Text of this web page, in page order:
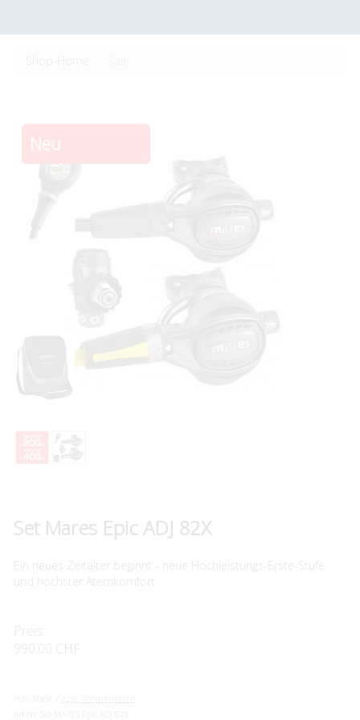
Neu
Set Mares Epic ADJ 82X
Ein neues Zeitalter beginnt - neue Hochleistungs-Erste-Stufe
und höchster Atemkomfort
Preis:
zzgl. Versandkosten